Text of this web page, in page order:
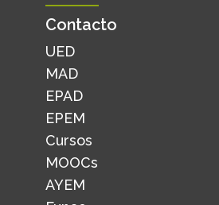
Contacto
UED
MAD
EPAD
EPEM
Cursos
MOOCs
AYEM